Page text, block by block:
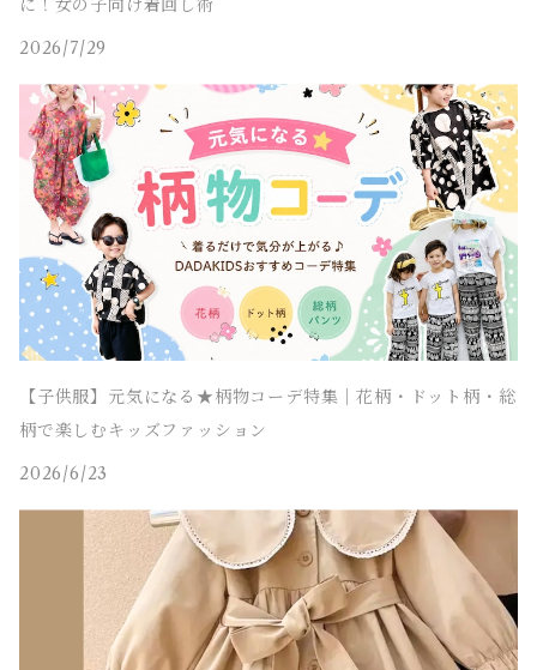
に！女の子向け着回し術
2026/7/29
【子供服】元気になる★柄物コーデ特集｜花柄・ドット柄・総
柄で楽しむキッズファッション
2026/6/23